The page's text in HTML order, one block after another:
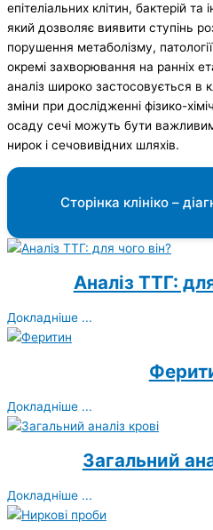
епітеліальних клітин, бактерій та
який дозволяє виявити ступінь
порушення метаболізму,
окремі захворювання на ранніх
аналіз широко застосовується в
зміни при дослідженні фізико-
осаду сечі можуть бути
нирок і сечовивідних шляхів.
Сторінка клініко –
Аналіз ТТГ:
Докладніше ...
Докладніше ...
Загальний
Докладніше ...